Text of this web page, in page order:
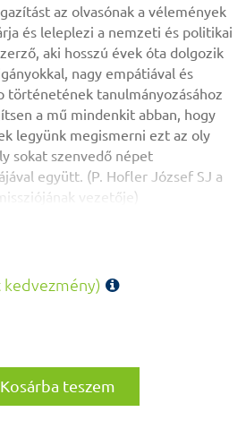
az olvasónak a vélemények
és leleplezi a nemzeti és politikai
aki hosszú évek óta dolgozik
nagy empátiával és
történetének tanulmányozásához
a mű mindenkit abban, hogy
legyünk megismerni ezt az oly
sokat szenvedő népet
együtt. (P. Hofler József SJ a
vezetője)
Szabóné dr. Kármán Judit
cigányság I.című kötetét a
vezetője és a Párbeszéd
és jelenlegi helyzetéről.
kedvezmény)
Kosárba teszem